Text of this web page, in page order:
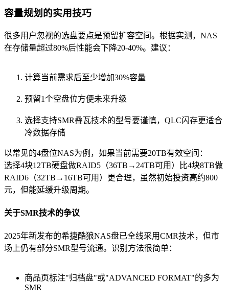
容量规划的实用技巧
很多用户忽视的选盘要点是预留扩容空间。根据实测，NAS
在存储量超过80%后性能会下降20-40%。建议：
计算当前需求后至少增加30%容量
预留1个空盘位方便未来升级
选择支持SMR叠瓦技术的型号要谨慎，QLC闪存更适合
冷数据存储
以常见的4盘位NAS为例，如果当前需要20TB有效空间：
选择4块12TB硬盘做RAID5（36TB→24TB可用）比4块8TB做
RAID6（32TB→16TB可用）更合理，虽然初始投资高约800
元，但能延缓升级周期。
关于SMR技术的争议
2025年新发布的希捷酷狼NAS盘已全线采用CMR技术，但市
场上仍有部分SMR型号流通。识别方法很简单：
商品页标注"归档盘"或"ADVANCED FORMAT"的多为
SMR